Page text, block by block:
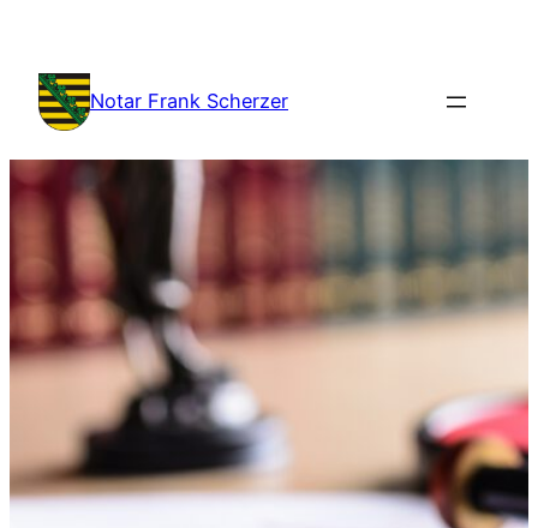
Notar Frank Scherzer